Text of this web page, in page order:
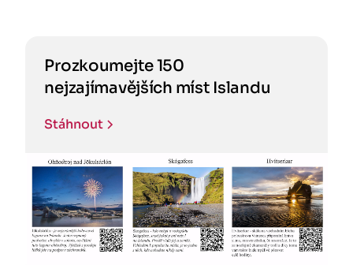
Prozkoumejte 150
nejzajímavějších míst Islandu
Stáhnout